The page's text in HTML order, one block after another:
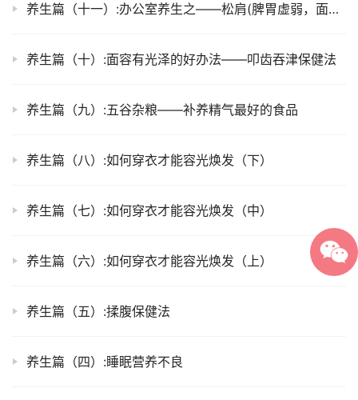
养生篇（十一）:办公室养生之——松肩(脾胃虚弱，面色晦暗者请进)
养生篇（十）:面容有光泽的好办法——叩齿吞津保健法
养生篇（九）:五谷杂粮——补养精气最好的食品
养生篇（八）:如何穿衣才能容光焕发（下）
养生篇（七）:如何穿衣才能容光焕发（中）
养生篇（六）:如何穿衣才能容光焕发（上）
养生篇（五）:揉腹保健法
养生篇（四）:睡眠营养不良